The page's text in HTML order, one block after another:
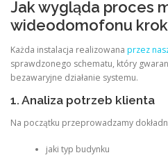
Jak wygląda proces
wideodomofonu
Każda instalacja realizowana przez
sprawdzonego schematu, który
bezawaryjne działanie systemu.
1. Analiza potrzeb klienta
Na początku przeprowadzamy
jaki typ budynku